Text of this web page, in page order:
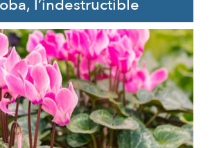
l’indestructible